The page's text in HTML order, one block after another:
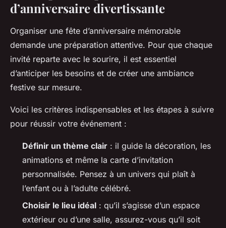
d’anniversaire divertissante
Organiser une fête d’anniversaire mémorable
demande une préparation attentive. Pour que chaque
invité reparte avec le sourire, il est essentiel
d’anticiper les besoins et de créer une ambiance
festive sur mesure.
Voici les critères indispensables et les étapes à suivre
pour réussir votre événement :
Définir un thème clair : il guide la décoration, les
animations et même la carte d’invitation
personnalisée. Pensez à un univers qui plaît à
l’enfant ou à l’adulte célébré.
Choisir le lieu idéal : qu’il s’agisse d’un espace
extérieur ou d’une salle, assurez-vous qu’il soit